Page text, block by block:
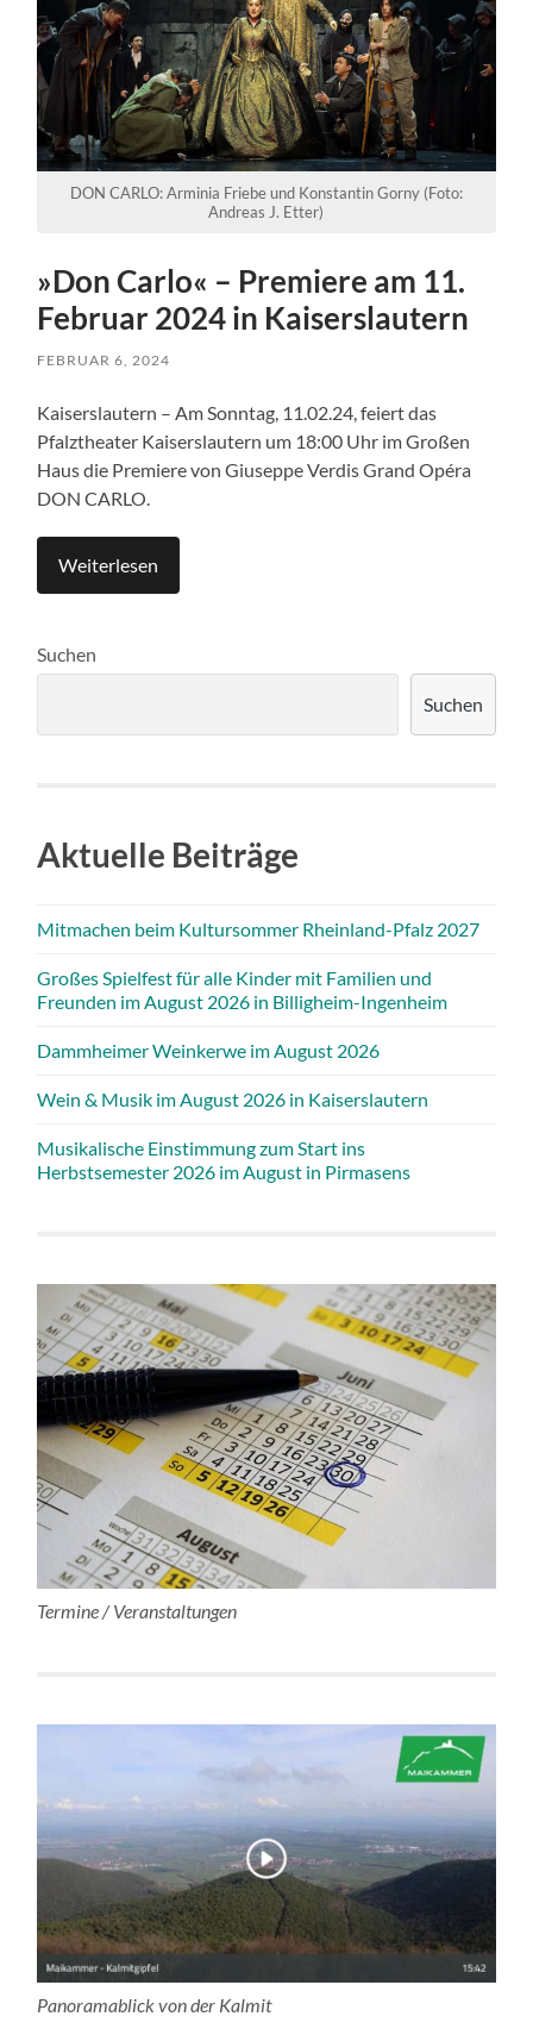
DON CARLO: Arminia Friebe und Konstantin Gorny (Foto:
Andreas J. Etter)
»Don Carlo« – Premiere am 11.
Februar 2024 in Kaiserslautern
FEBRUAR 6, 2024
Kaiserslautern – Am Sonntag, 11.02.24, feiert das
Pfalztheater Kaiserslautern um 18:00 Uhr im Großen
Haus die Premiere von Giuseppe Verdis Grand Opéra
DON CARLO.
Weiterlesen
Suchen
Suchen
Aktuelle Beiträge
Mitmachen beim Kultursommer Rheinland-Pfalz 2027
Großes Spielfest für alle Kinder mit Familien und
Freunden im August 2026 in Billigheim-Ingenheim
Dammheimer Weinkerwe im August 2026
Wein & Musik im August 2026 in Kaiserslautern
Musikalische Einstimmung zum Start ins
Herbstsemester 2026 im August in Pirmasens
Termine / Veranstaltungen
Panoramablick von der Kalmit